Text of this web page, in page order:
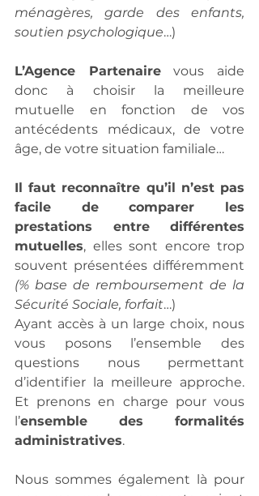
ménagères, garde des enfants,
soutien psychologique…)
L’Agence Partenaire vous aide
donc à choisir la meilleure
mutuelle en fonction de vos
antécédents médicaux, de votre
âge, de votre situation familiale…
Il faut reconnaître qu’il n’est pas
facile de comparer les
prestations entre différentes
mutuelles, elles sont encore trop
(% base de remboursement de la
Sécurité Sociale, forfait…)
Ayant accès à un large choix, nous
vous posons l’ensemble des
questions nous permettant
d’identifier la meilleure approche.
Et prenons en charge pour vous
l’ensemble des formalités
administratives.
Nous sommes également là pour